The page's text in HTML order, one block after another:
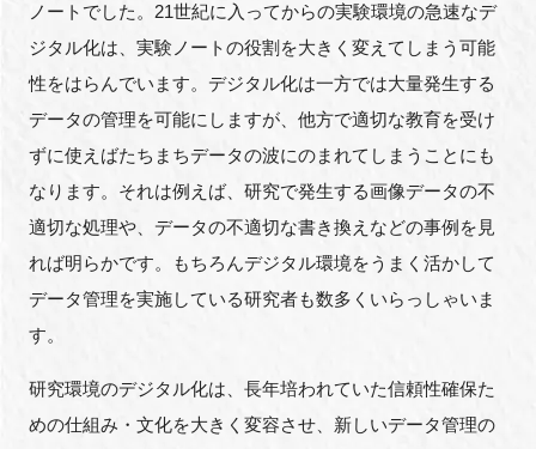
ノートでした。21世紀に入ってからの実験環境の急速なデ
ジタル化は、実験ノートの役割を大きく変えてしまう可能
性をはらんでいます。デジタル化は一方では大量発生する
データの管理を可能にしますが、他方で適切な教育を受け
ずに使えばたちまちデータの波にのまれてしまうことにも
なります。それは例えば、研究で発生する画像データの不
適切な処理や、データの不適切な書き換えなどの事例を見
れば明らかです。もちろんデジタル環境をうまく活かして
データ管理を実施している研究者も数多くいらっしゃいま
す。
研究環境のデジタル化は、長年培われていた信頼性確保た
めの仕組み・文化を大きく変容させ、新しいデータ管理の